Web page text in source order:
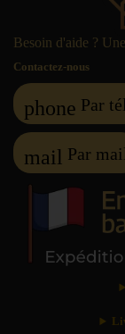
Besoin d'aide ?
Contactez-nous
phone Par
mail Par